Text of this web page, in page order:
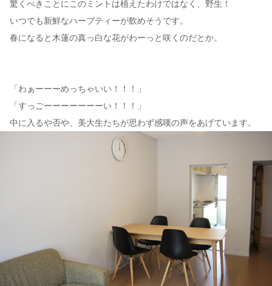
驚くべきことにこのミントは植えたわけではなく、野生！
いつでも新鮮なハーブティーが飲めそうです。
春になると木蓮の真っ白な花がわーっと咲くのだとか。
「わぁーーーめっちゃいい！！！」
「すっごーーーーーーーい！！！」
中に入るや否や、美大生たちが思わず感嘆の声をあげています。